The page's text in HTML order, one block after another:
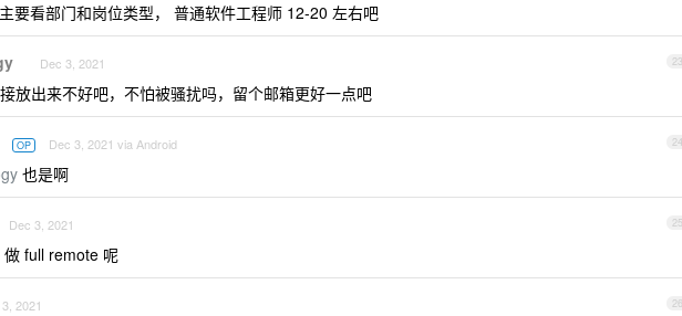
主要看部门和岗位类型， 普通软件工程师 12-20 左右吧
23
Dec 3, 2021
放出来不好吧，不怕被骚扰吗，留个邮箱更好一点吧
24
OP Dec 3, 2021 via Android
也是啊
25
Dec 3, 2021
full remote 呢
26
2021